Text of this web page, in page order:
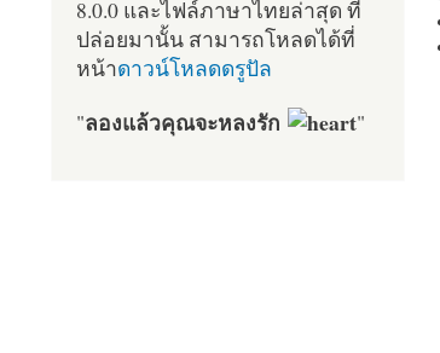
8.0.0 และไฟล์ภาษาไทยล่าสุด ที่
ปล่อยมานั้น สามารถโหลดได้ที่
หน้าดาวน์โหลดดรูปัล
"ลองแล้วคุณจะหลงรัก "